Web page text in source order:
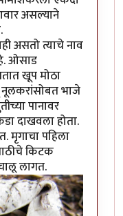
असल्याने
असतो त्याचे नाव
ओसाड
खूप मोठा
भाजे
पानावर
दाखवला होता.
मृगाचा पहिला
किटक
लागत.